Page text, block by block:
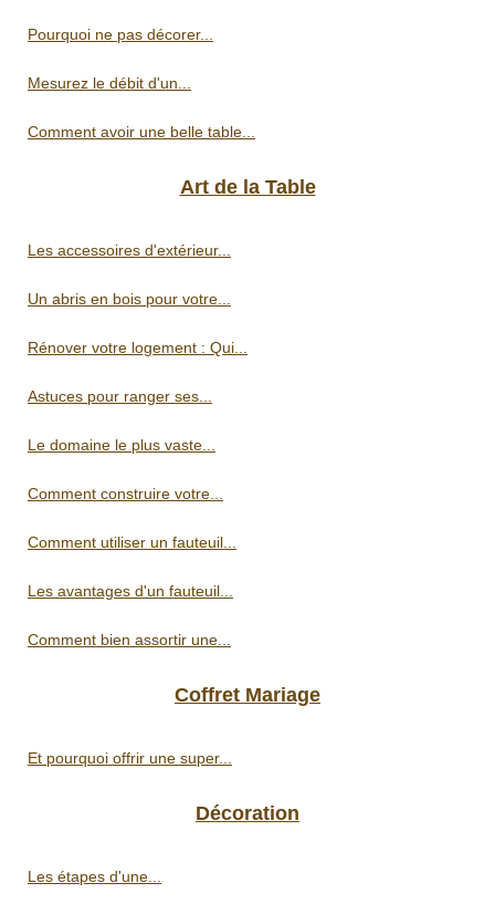
Pourquoi ne pas décorer...
Mesurez le débit d'un...
Comment avoir une belle table...
Art de la Table
Les accessoires d'extérieur...
Un abris en bois pour votre...
Rénover votre logement : Qui...
Astuces pour ranger ses...
Le domaine le plus vaste...
Comment construire votre...
Comment utiliser un fauteuil...
Les avantages d'un fauteuil...
Comment bien assortir une...
Coffret Mariage
Et pourquoi offrir une super...
Décoration
Les étapes d'une...